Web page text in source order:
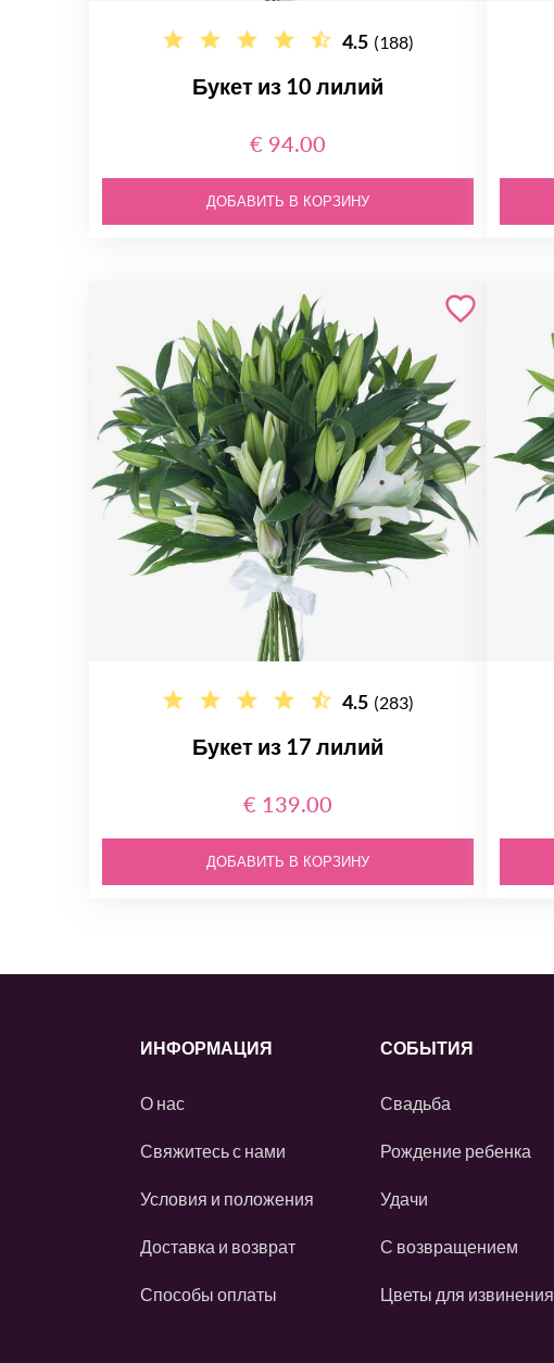
4.5 (188)
Букет из 10 лилий
€ 94.00
ДОБАВИТЬ В КОРЗИНУ
4.5 (283)
Букет из 17 лилий
€ 139.00
ДОБАВИТЬ В КОРЗИНУ
ИНФОРМАЦИЯ
О нас
Свяжитесь с нами
Условия и положения
Доставка и возврат
Способы оплаты
СОБЫТИЯ
Свадьба
Рождение ребенка
Удачи
С возвращением
Цветы для извинения